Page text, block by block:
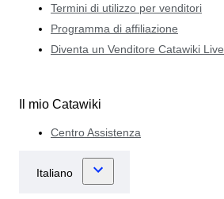
Termini di utilizzo per venditori
Programma di affiliazione
Diventa un Venditore Catawiki Live
Il mio Catawiki
Centro Assistenza